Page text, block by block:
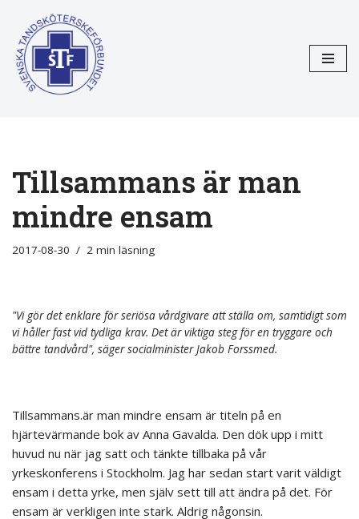
Hoppa
till
innehåll
Tillsammans är man
mindre ensam
2017-08-30 2 min läsning
"Vi gör det enklare för seriösa vårdgivare att ställa om, samtidigt som
vi håller fast vid tydliga krav. Det är viktiga steg för en tryggare och
bättre tandvård", säger socialminister Jakob Forssmed.
Tillsammans.är man mindre ensam är titeln på en
hjärtevärmande bok av Anna Gavalda. Den dök upp i mitt
huvud nu när jag satt och tänkte tillbaka på vår
yrkeskonferens i Stockholm. Jag har sedan start varit väldigt
ensam i detta yrke, men själv sett till att ändra på det. För
ensam är verkligen inte stark. Aldrig någonsin.